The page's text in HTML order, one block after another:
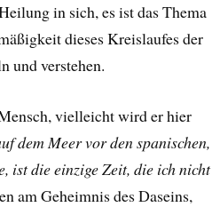
in sich, es ist das Thema
dieses Kreislaufes der
und verstehen.
vielleicht wird er hier
dem Meer vor den spanischen,
ist die einzige Zeit, die ich nicht
am Geheimnis des Daseins,